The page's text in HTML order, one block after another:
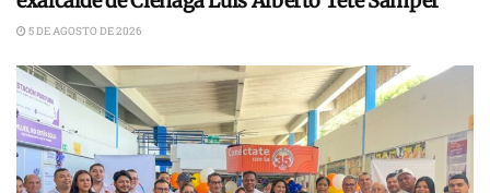
5 DE AGOSTO DE 2026